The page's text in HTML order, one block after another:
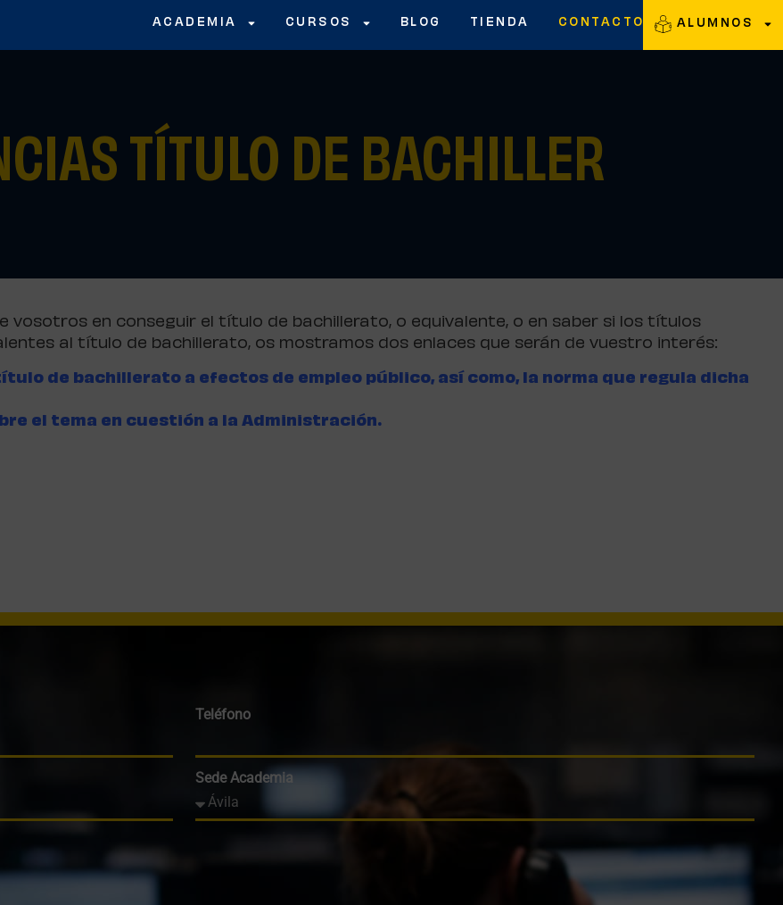
ACADEMIA CURSOS BLOG TIENDA CONTACTO ALUMNOS
TÍTULO DE BACHILLER
vosotros en conseguir el título de bachillerato, o equivalente, o en saber si los títulos
al título de bachillerato, os mostramos dos enlaces que serán de vuestro interés:
de bachillerato a efectos de empleo público, así como, la norma que regula dicha
el tema en cuestión a la Administración.
Teléfono
Sede Academia